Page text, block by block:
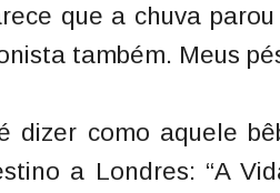
que a chuva
também. Meus
dizer como aquele
a Londres: “A